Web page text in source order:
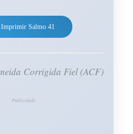
Salmo 41
Corrigida Fiel (ACF)
Publicidade